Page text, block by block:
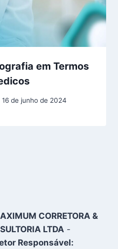
em Termos
16 de junho de 2024
CORRETORA &
LTDA -
Responsável: